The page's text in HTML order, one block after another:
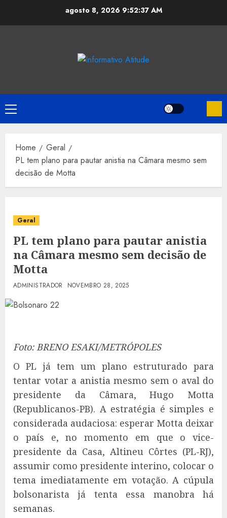
agosto 8, 2026 9:52:38 AM
Primary
Menu
Home
Geral
PL tem plano para pautar anistia na Câmara mesmo sem
decisão de Motta
Geral
PL tem plano para pautar anistia
na Câmara mesmo sem decisão de
Motta
ADMINISTRADOR NOVEMBRO 28, 2025
Foto: BRENO ESAKI/METRÓPOLES
O PL já tem um plano estruturado para
tentar votar a anistia mesmo sem o aval do
presidente da Câmara, Hugo Motta
(Republicanos-PB). A estratégia é simples e
considerada audaciosa: esperar Motta deixar
o país e, no momento em que o vice-
presidente da Casa, Altineu Côrtes (PL-RJ),
assumir como presidente interino, colocar o
tema imediatamente em votação. A cúpula
bolsonarista já tenta essa manobra há
semanas.